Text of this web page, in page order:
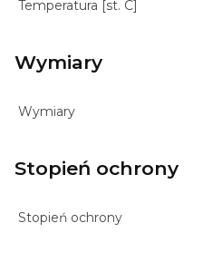
Temperatura [st. C]
Wymiary
Wymiary
Stopień ochrony
Stopień ochrony